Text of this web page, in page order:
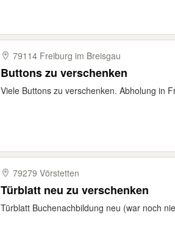
79114 Freiburg im Breisgau
Buttons zu verschenken
Viele Buttons zu verschenken. Abholung in
79279 Vörstetten
Türblatt neu zu verschenken
Türblatt Buchenachbildung neu (war noch